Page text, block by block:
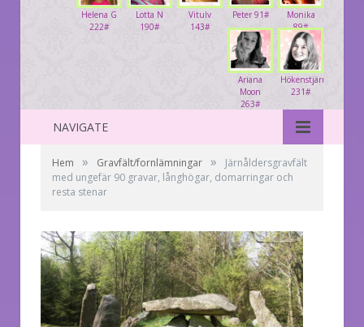
Monika
89#
Peter 91#
Vitulv
143#
Lotta N
190#
Helena G
222#
Hökenstjärna
231#
Ariana
Moon
263#
NAVIGATE
Hem » Gravfält/fornlämningar »
Järnåldersgravfält
med ungefär 90 gravar, långhögar, domarringar och
resta stenar